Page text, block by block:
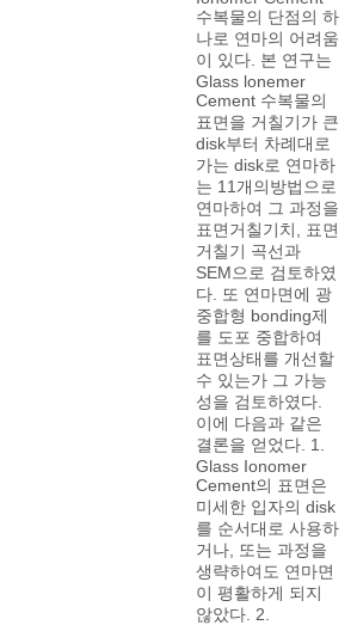
수복물의 단점의 하
나로 연마의 어려움
이 있다. 본 연구는
Glass lonemer
Cement 수복물의
표면을 거칠기가 큰
disk부터 차례대로
가는 disk로 연마하
는 11개의방법으로
연마하여 그 과정을
표면거칠기치, 표면
거칠기 곡선과
SEM으로 검토하였
다. 또 연마면에 광
중합형 bonding제
를 도포 중합하여
표면상태를 개선할
수 있는가 그 가능
성을 검토하였다.
이에 다음과 같은
결론을 얻었다. 1.
Glass Ionomer
Cement의 표면은
미세한 입자의 disk
를 순서대로 사용하
거나, 또는 과정을
생략하여도 연마면
이 평활하게 되지
않았다. 2.